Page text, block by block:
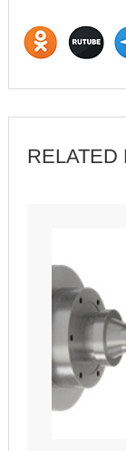
RELATED